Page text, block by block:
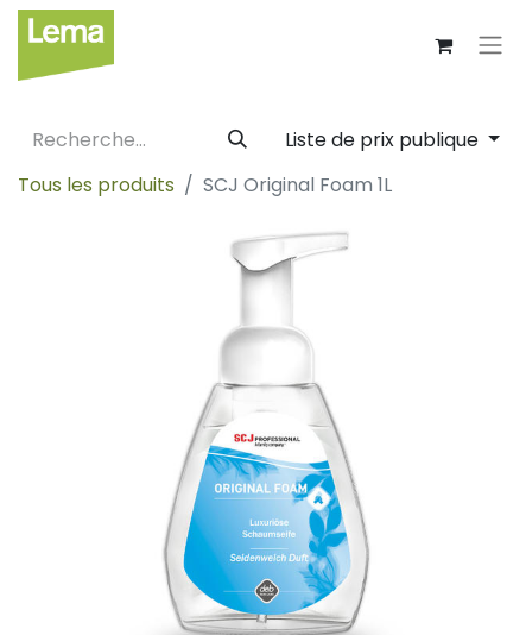
Liste de prix publique
Tous les produits
SCJ Original Foam 1L